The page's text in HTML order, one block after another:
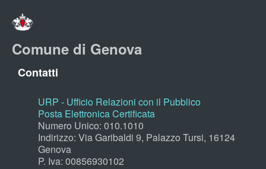
Comune di Genova
Contatti
URP - Ufficio Relazioni con il Pubblico
Posta Elettronica Certificata
Numero Unico: 010.1010
Indirizzo: Via Garibaldi 9, Palazzo Tursi, 16124
Genova
P. Iva: 00856930102